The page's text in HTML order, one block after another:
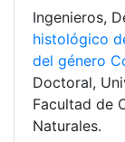
Ingenieros,
histológico
del género
Doctoral,
Facultad de
Naturales.